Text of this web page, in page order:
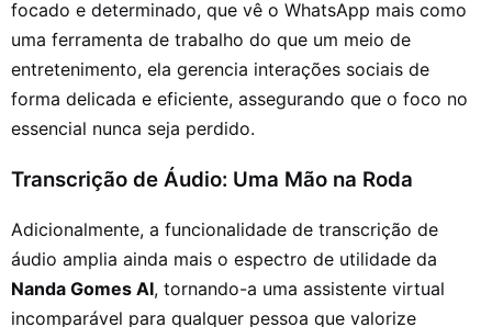
focado e determinado, que vê o WhatsApp mais como
uma ferramenta de trabalho do que um meio de
entretenimento, ela gerencia interações sociais de
forma delicada e eficiente, assegurando que o foco no
essencial nunca seja perdido.
Transcrição de Áudio: Uma Mão na Roda
Adicionalmente, a funcionalidade de transcrição de
áudio amplia ainda mais o espectro de utilidade da
Nanda Gomes AI, tornando-a uma assistente virtual
incomparável para qualquer pessoa que valorize